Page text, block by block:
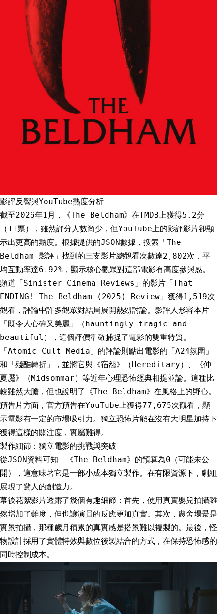
影評反響與YouTube熱度分析
截至2026年1月，《The Beldham》在TMDB上獲得5.2分
（11票），雖然評分人數尚少，但YouTube上的影評影片卻顯
示出更高的熱度。根據提供的JSON數據，搜索「The
Beldham 影評」找到的三支影片總觀看次數達2,802次，平
均互動率達6.92%，顯示核心觀眾對這部電影有高度參與感。
頻道「Sinister Cinema Reviews」的影片「That
ENDING! The Beldham (2025) Review」獲得1,519次
觀看，評論中許多觀眾對結局展開熱烈討論。影評人形容本片
「既令人心碎又美麗」（hauntingly tragic and
beautiful），這個評價準確捕捉了電影的雙重特質。
「Atomic Cult Media」的評論則點出電影的「A24氛圍」
和「殘酷轉折」，並將它與《宿怨》（Hereditary）、《仲
夏魘》（Midsommar）等近年心理恐怖經典相提並論。這種比
較雖然大膽，但也說明了《The Beldham》在風格上的野心。
預告片方面，官方預告在YouTube上獲得77,675次觀看，顯
示電影有一定的市場吸引力。獨立恐怖片能在沒有大明星加持下
獲得這樣的關注度，實屬難得。
製作細節：獨立電影的挑戰與突破
從JSON資料可知，《The Beldham》的預算為0（可能未公
開），這意味著它是一部小成本獨立製作。在有限資源下，劇組
展現了驚人的創造力。
幕後花絮影片透露了幾個有趣細節：首先，使用真實嬰兒拍攝雖
然增加了難度，但也讓演員的反應更加真實。其次，農舍場景是
實景拍攝，那種歲月積累的真實感是搭景難以複製的。最後，怪
物設計採用了實體特效與數位後製結合的方式，在保持恐怖感的
同時控制成本。